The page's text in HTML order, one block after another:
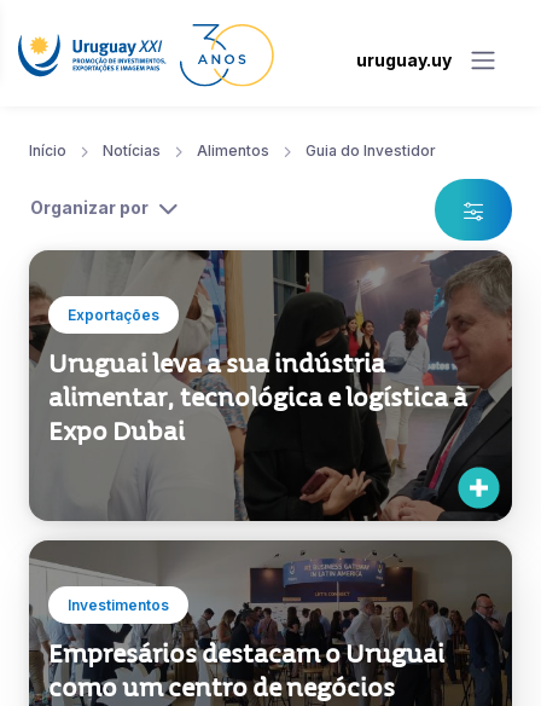
uruguay.uy
Início Notícias Alimentos Guia do Investidor
Organizar por
Exportações
Uruguai leva a sua indústria
alimentar, tecnológica e logística à
Expo Dubai
Investimentos
Empresários destacam o Uruguai
como um centro de negócios